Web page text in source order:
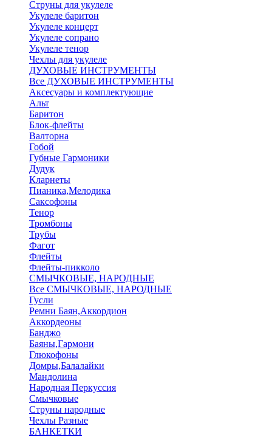
Струны для укулеле
Укулеле баритон
Укулеле концерт
Укулеле сопрано
Укулеле тенор
Чехлы для укулеле
ДУХОВЫЕ ИНСТРУМЕНТЫ
Все ДУХОВЫЕ ИНСТРУМЕНТЫ
Аксесуары и комплектующие
Альт
Баритон
Блок-флейты
Валторна
Гобой
Губные Гармоники
Дудук
Кларнеты
Пианика,Мелодика
Саксофоны
Тенор
Тромбоны
Трубы
Фагот
Флейты
Флейты-пикколо
СМЫЧКОВЫЕ, НАРОДНЫЕ
Все СМЫЧКОВЫЕ, НАРОДНЫЕ
Гусли
Ремни Баян,Аккордион
Аккордеоны
Банджо
Баяны,Гармони
Глюкофоны
Домры,Балалайки
Мандолина
Народная Перкуссия
Смычковые
Струны народные
Чехлы Разные
БАНКЕТКИ